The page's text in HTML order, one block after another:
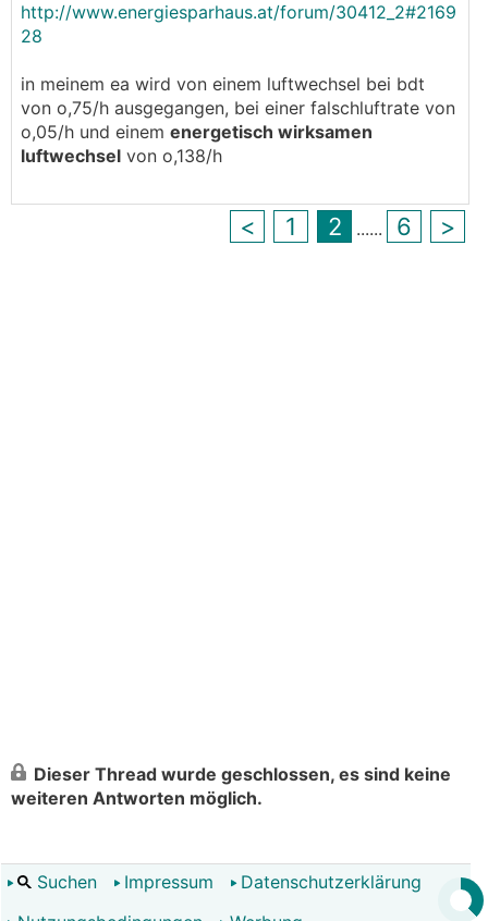
http://www.energiesparhaus.at/forum/30412_2#2169
28
in meinem ea wird von einem luftwechsel bei bdt
von o,75/h ausgegangen, bei einer falschluftrate von
o,05/h und einem energetisch wirksamen
luftwechsel von o,138/h
< 1 2 ...... 6 >
Dieser Thread wurde geschlossen, es sind keine
weiteren Antworten möglich.
Suchen Impressum
Datenschutzerklärung